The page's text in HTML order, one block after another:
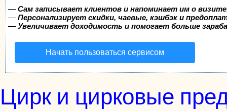
— Сам записывает клиентов и напоминает им о
— Персонализирует скидки, чаевые, кэшбэк и
— Увеличивает доходимость и помогает больше
Начать пользоваться сервисом
Цирк и цирковые